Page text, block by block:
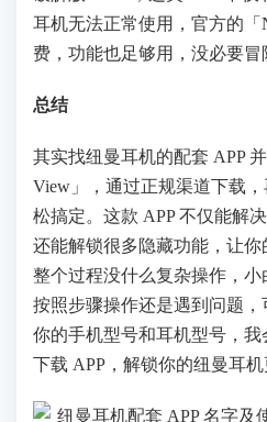
耳机无法正常使用，官方的「
费，功能也足够用，没必要冒
总结
其实找纽曼耳机的配套 APP
View」，通过正规渠道下载
松搞定。这款 APP 不仅能解
还能解锁很多隐藏功能，让你
整个过程没什么复杂操作，
按照步骤操作还是遇到问题
你的手机型号和耳机型号，
下载 APP，解锁你的纽曼耳机